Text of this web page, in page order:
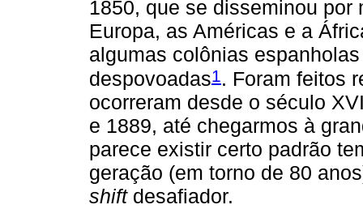
1850, que se disseminou
Europa, as Américas e a
algumas colônias
despovoadas1. Foram feitos
ocorreram desde o século
e 1889, até chegarmos à
parece existir certo padrão
geração (em torno de 80
shiftdesafiador.